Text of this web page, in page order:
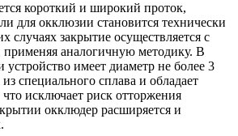
короткий и широкий проток,
для окклюзии становится технически
случаях закрытие осуществляется с
аналогичную методику. В
имеет диаметр не более 3
специального сплава и обладает
что исключает риск отторжения
окклюдер расширяется и